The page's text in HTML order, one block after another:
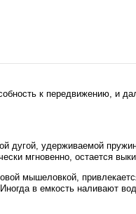
к передвижению, и
дугой, удерживаемой
мгновенно, остается
мышеловкой,
в емкость наливают